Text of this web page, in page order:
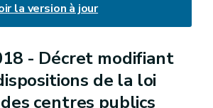
la version à jour
- Décret modifiant
de la loi
centres publics